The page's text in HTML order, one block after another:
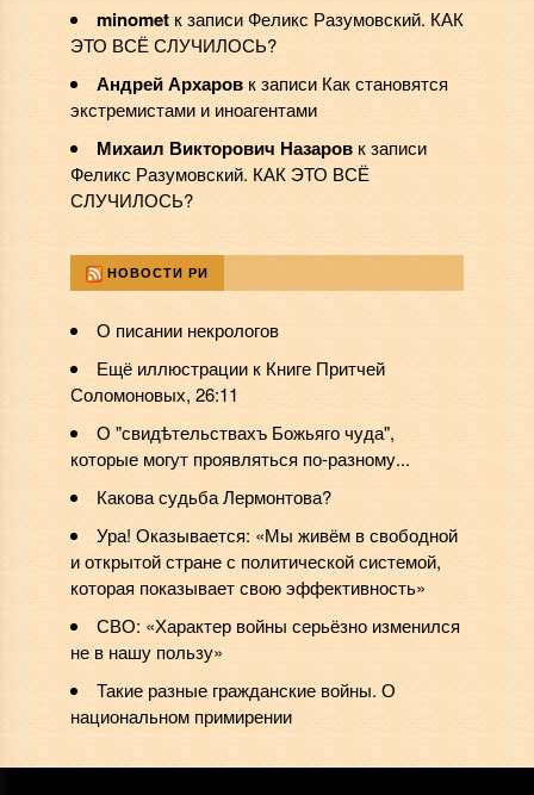
minometк записиФеликс Разумовский. КАК
ЭТО ВСЁ СЛУЧИЛОСЬ?
Андрей Архаровк записи Как становятся
экстремистами и иноагентами
Михаил Викторович Назаровк записи
Феликс Разумовский. КАК ЭТО ВСЁ
СЛУЧИЛОСЬ?
НОВОСТИ РИ
О писании некрологов
Ещё иллюстрации к Книге Притчей
Соломоновых, 26:11
О "свидѣтельствахъ Божьяго чуда",
которые могут проявляться по-разному...
Какова судьба Лермонтова?
Ура! Оказывается: «Мы живём в свободной
и открытой стране с политической системой,
которая показывает свою эффективность»
СВО: «Характер войны серьёзно изменился
не в нашу пользу»
️Такие разные гражданские войны. О
национальном примирении